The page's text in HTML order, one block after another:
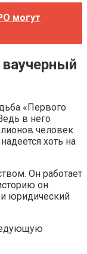
могут
«Первого
в него
человек.
хоть на
Он работает
он
юридический